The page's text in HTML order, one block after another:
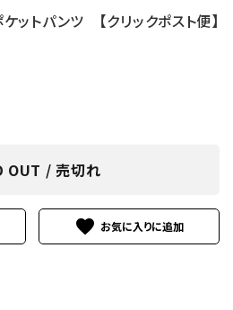
ットパンツ 【クリックポスト便】
OUT / 売切れ
favorite